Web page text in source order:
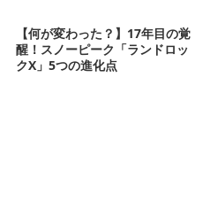
【何が変わった？】17年目の覚
醒！スノーピーク「ランドロッ
クX」5つの進化点